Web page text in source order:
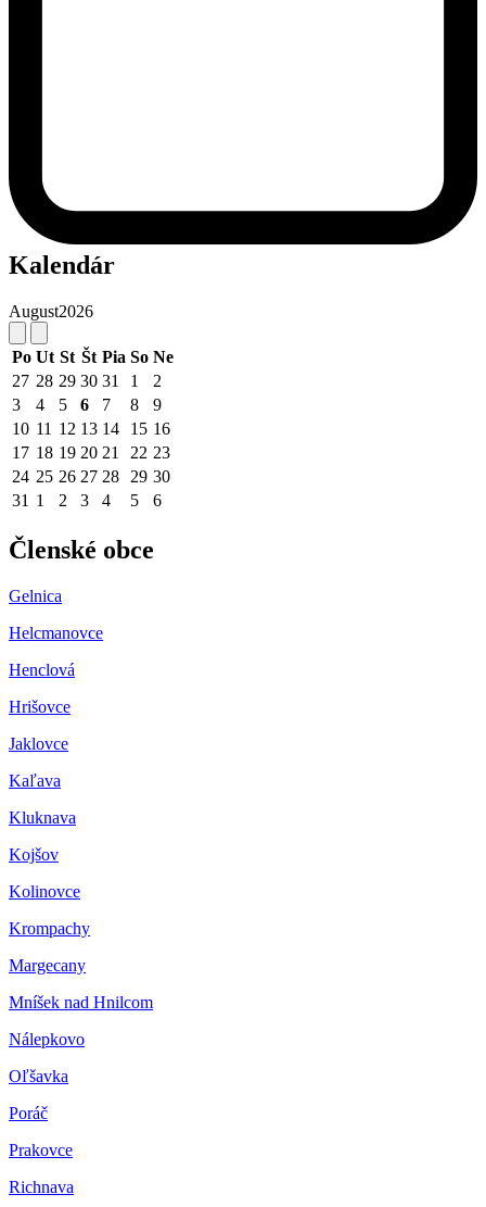
Kalendár
August2026
Po Ut St Št Pia So Ne
27 28 29 30 31 1
2
3
4 5 6 7 8
9
10 11 12 13 14 15 16
17 18 19 20 21 22 23
24 25 26 27 28 29 30
31 1 2 3 4 5 6
Členské obce
Gelnica
Helcmanovce
Henclová
Hrišovce
Jaklovce
Kaľava
Kluknava
Kojšov
Kolinovce
Krompachy
Margecany
Mníšek nad Hnilcom
Nálepkovo
Oľšavka
Poráč
Prakovce
Richnava